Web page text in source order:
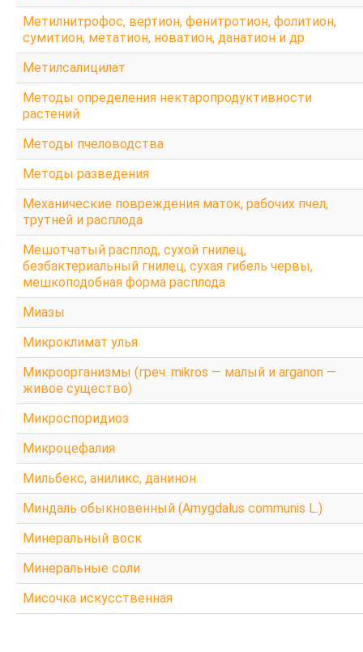
Метилнитрофос, вертион, фенитротион, фолитион,
сумитион, метатион, новатион, данатион и др
Метилсалицилат
Методы определения нектаропродуктивности
растений
Методы пчеловодства
Методы разведения
Механические повреждения маток, рабочих пчел,
трутней и расплода
Мешотчатый расплод, сухой гнилец,
безбактериальный гнилец, сухая гибель червы,
мешкоподобная форма расплода
Миазы
Микроклимат улья
Микроорганизмы (греч. mikros — малый и arganon —
живое существо)
Микроспоридиоз
Микроцефалия
Мильбекс, аниликс, данинон
Миндаль обыкновенный (Amygdalus communis L.)
Минеральный воск
Минеральные соли
Мисочка искусственная